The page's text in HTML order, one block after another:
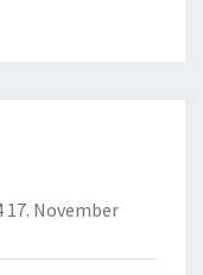
17. November